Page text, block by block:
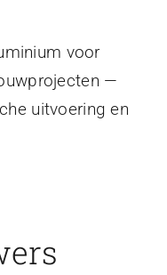
voor
—
uitvoering en